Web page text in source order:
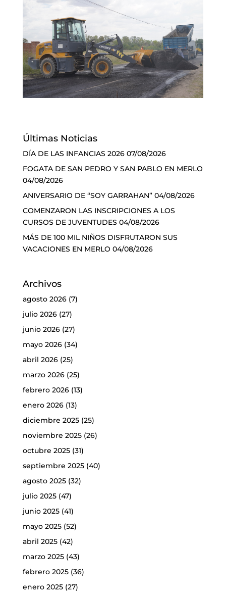
Últimas Noticias
DÍA DE LAS INFANCIAS 2026 07/08/2026
FOGATA DE SAN PEDRO Y SAN PABLO EN MERLO
04/08/2026
ANIVERSARIO DE “SOY GARRAHAN” 04/08/2026
COMENZARON LAS INSCRIPCIONES A LOS
CURSOS DE JUVENTUDES 04/08/2026
MÁS DE 100 MIL NIÑOS DISFRUTARON SUS
VACACIONES EN MERLO 04/08/2026
Archivos
agosto 2026(7)
julio 2026(27)
junio 2026(27)
mayo 2026(34)
abril 2026(25)
marzo 2026(25)
febrero 2026(13)
enero 2026(13)
diciembre 2025(25)
noviembre 2025(26)
octubre 2025(31)
septiembre 2025(40)
agosto 2025(32)
julio 2025(47)
junio 2025(41)
mayo 2025(52)
abril 2025(42)
marzo 2025(43)
febrero 2025(36)
enero 2025(27)